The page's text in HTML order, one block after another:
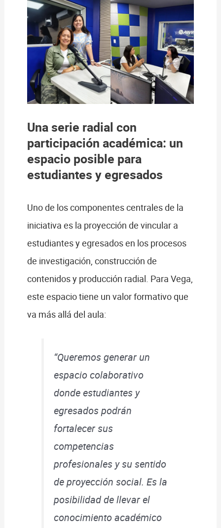
Una serie radial con
participación académica: un
espacio posible para
estudiantes y egresados
Uno de los componentes centrales de la
iniciativa es la proyección de vincular a
estudiantes y egresados en los procesos
de investigación, construcción de
contenidos y producción radial. Para Vega,
este espacio tiene un valor formativo que
va más allá del aula:
“Queremos generar un
espacio colaborativo
donde estudiantes y
egresados podrán
fortalecer sus
competencias
profesionales y su sentido
de proyección social. Es la
posibilidad de llevar el
conocimiento académico